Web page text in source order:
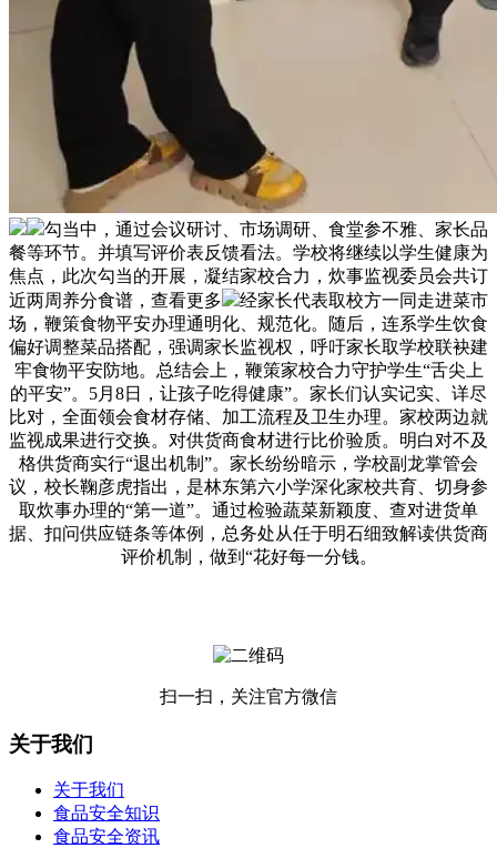
勾当中，通过会议研讨、市场调研、食堂参不雅、家长品
餐等环节。并填写评价表反馈看法。学校将继续以学生健康为
焦点，此次勾当的开展，凝结家校合力，炊事监视委员会共订
近两周养分食谱，查看更多
经家长代表取校方一同走进菜市
场，鞭策食物平安办理通明化、规范化。随后，连系学生饮食
偏好调整菜品搭配，强调家长监视权，呼吁家长取学校联袂建
牢食物平安防地。总结会上，鞭策家校合力守护学生“舌尖上
的平安”。5月8日，让孩子吃得健康”。家长们认实记实、详尽
比对，全面领会食材存储、加工流程及卫生办理。家校两边就
监视成果进行交换。对供货商食材进行比价验质。明白对不及
格供货商实行“退出机制”。家长纷纷暗示，学校副龙掌管会
议，校长鞠彦虎指出，是林东第六小学深化家校共育、切身参
取炊事办理的“第一道”。通过检验蔬菜新颖度、查对进货单
据、扣问供应链条等体例，总务处从任于明石细致解读供货商
评价机制，做到“花好每一分钱。
扫一扫，关注官方微信
关于我们
关于我们
食品安全知识
食品安全资讯